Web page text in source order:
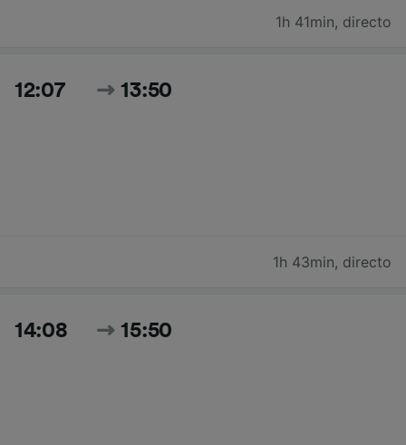
1h 41min, directo
12:07 13:50
1h 43min, directo
14:08 15:50